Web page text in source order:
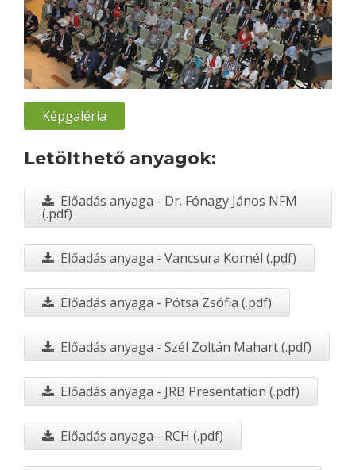
Képgaléria
Letölthető anyagok:
Előadás anyaga - Dr. Fónagy János NFM
(.pdf)
Előadás anyaga - Vancsura Kornél (.pdf)
Előadás anyaga - Pótsa Zsófia (.pdf)
Előadás anyaga - Szél Zoltán Mahart (.pdf)
Előadás anyaga - JRB Presentation (.pdf)
Előadás anyaga - RCH (.pdf)